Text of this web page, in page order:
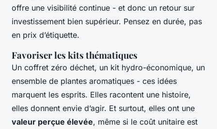
offre une visibilité continue - et donc un retour sur
investissement bien supérieur. Pensez en durée, pas
en prix d’étiquette.
Favoriser les kits thématiques
Un coffret zéro déchet, un kit hydro-économique, un
ensemble de plantes aromatiques - ces idées
marquent les esprits. Elles racontent une histoire,
elles donnent envie d’agir. Et surtout, elles ont une
valeur perçue élevée, même si le coût unitaire est